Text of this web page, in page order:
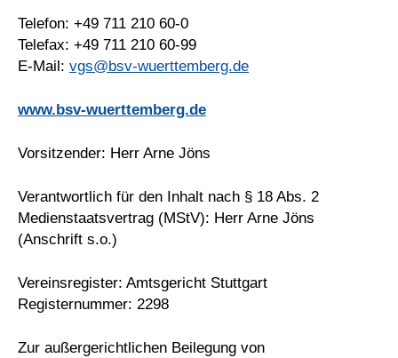
Telefon: +49 711 210 60-0
Telefax: +49 711 210 60-99
E-Mail: vgs@bsv-wuerttemberg.de
www.bsv-wuerttemberg.de
Vorsitzender: Herr Arne Jöns
Verantwortlich für den Inhalt nach § 18 Abs. 2
Medienstaatsvertrag (MStV): Herr Arne Jöns
(Anschrift s.o.)
Vereinsregister: Amtsgericht Stuttgart
Registernummer: 2298
Zur außergerichtlichen Beilegung von